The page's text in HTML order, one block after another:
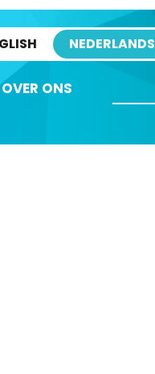
NEDERLANDS
OVER ONS